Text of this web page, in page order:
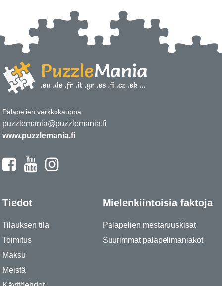
Palapelien verkkokauppa
puzzlemania@puzzlemania.fi
www.puzzlemania.fi
Tiedot
Tilauksen tila
Toimitus
Maksu
Meistä
Mielenkiintoisia faktoja
Palapelien mestaruuskisat
Suurimmat palapelimaniakot